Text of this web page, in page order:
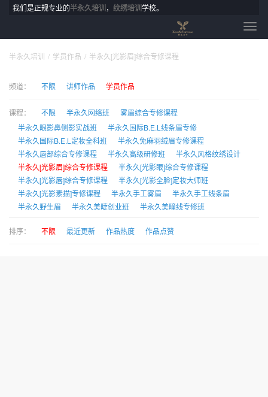
我们是正规专业的半永久培训， 纹绣培训学校。
半永久培训 学员作品 半永久[光影眉]综合专修课程
频道： 不限 讲师作品 学员作品
课程： 不限 半永久网络班
雾眉综合专修课程
半永久眼影鼻侧影实战班
半永久国际B.E.L线条眉专修
半永久国际B.E.L定妆全科班
半永久免麻羽绒眉专修课程
半永久唇部综合专修课程
半永久高级研修班
半永久风格纹绣设计
半永久[光影眉]综合专修课程
半永久[光影眼]综合专修课程
半永久[光影唇]综合专修课程
半永久[光影全脸]定妆大师班
半永久[光影素描]专修课程
半永久手工雾眉
半永久手工线条眉
半永久野生眉
半永久美睫创业班 半永久美瞳线专修班
排序： 不限 最近更新 作品热度 作品点赞